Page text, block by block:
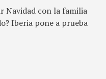
Navidad con la familia
Iberia pone a prueba